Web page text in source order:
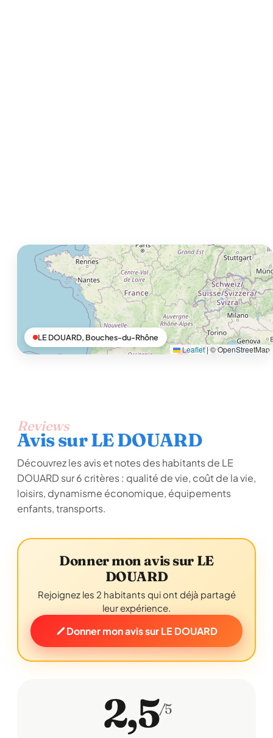
Leaflet |© OpenStreetMap
LE DOUARD, Bouches-du-Rhône
Reviews
Avis sur LE DOUARD
Découvrez les avis et notes des habitants de LE
DOUARD sur 6 critères : qualité de vie, coût de la vie,
loisirs, dynamisme économique, équipements
enfants, transports.
Donner mon avis sur LE
DOUARD
Rejoignez les 2 habitants qui ont déjà partagé
leur expérience.
Donner mon avis sur LE DOUARD
2,5/5